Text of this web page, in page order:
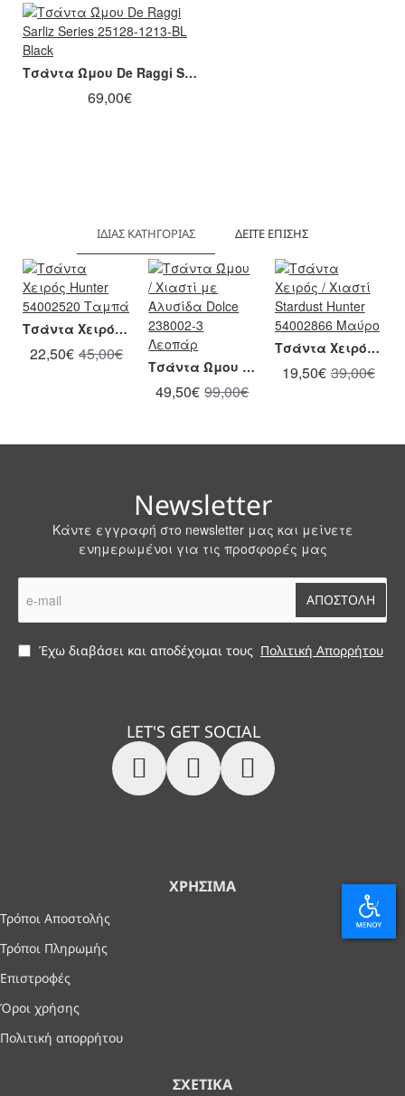
Τσάντα Ώμου De Raggi Sarliz Series 25128-1213-BL Black
69,00€
ΊΔΙΑΣ ΚΑΤΗΓΟΡΊΑΣ ΔΕΊΤΕ ΕΠΊΣΗΣ
Τσάντα Χειρός Hunter 54002520 Ταμπά
22,50€ 45,00€
Τσάντα Ώμου / Χιαστί με Αλυσίδα Dolce 238002-3 Λεοπάρ
49,50€ 99,00€
Τσάντα Χειρός / Χιαστί Stardust Hunter 54002866 Μαύρο
19,50€ 39,00€
Newsletter
Κάντε εγγραφή στο newsletter μας και μείνετε
ενημερωμένοι για τις προσφορές μας
mail
ΑΠΟΣΤΟΛΗ
Έχω διαβάσει και αποδέχομαι τους Πολιτική Απορρήτου
LET'S GET SOCIAL
ΧΡΉΣΙΜΑ
Τρόποι Αποστολής
Τρόποι Πληρωμής
Επιστροφές
Όροι χρήσης
Πολιτική απορρήτου
ΣΧΕΤΙΚΆ